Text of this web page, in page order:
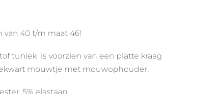
van 40 t/m maat 46!
tuniek is voorzien van een platte kraag
mouwtje met mouwophouder.
5% elastaan